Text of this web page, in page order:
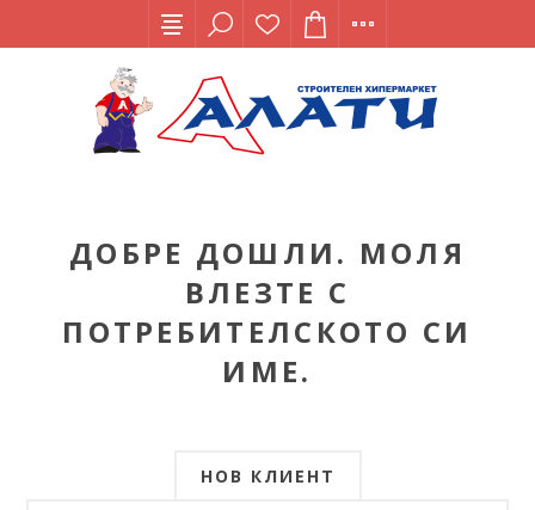
ДОБРЕ ДОШЛИ. МОЛЯ
ВЛЕЗТЕ С
ПОТРЕБИТЕЛСКОТО СИ
ИМЕ.
НОВ КЛИЕНТ